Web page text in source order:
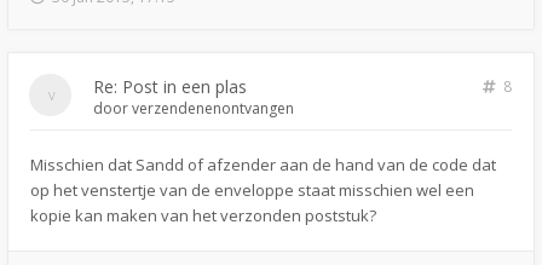
Re: Post in een plas
8
doorverzendenenontvangen
Misschien dat Sandd of afzender aan de hand van de code dat
op het venstertje van de enveloppe staat misschien wel een
kopie kan maken van het verzonden poststuk?